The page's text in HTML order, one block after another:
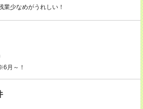
少なめがうれしい！
月～！